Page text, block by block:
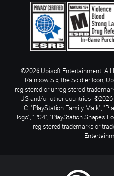
©2026 Ubisoft Entertainment. All
Rainbow Six, the Soldier Icon,
registered or unregistered
US and/or other countries.
LLC. "PlayStation Family Mark",
logo", "PS4", "PlayStation Shapes
registered trademarks or